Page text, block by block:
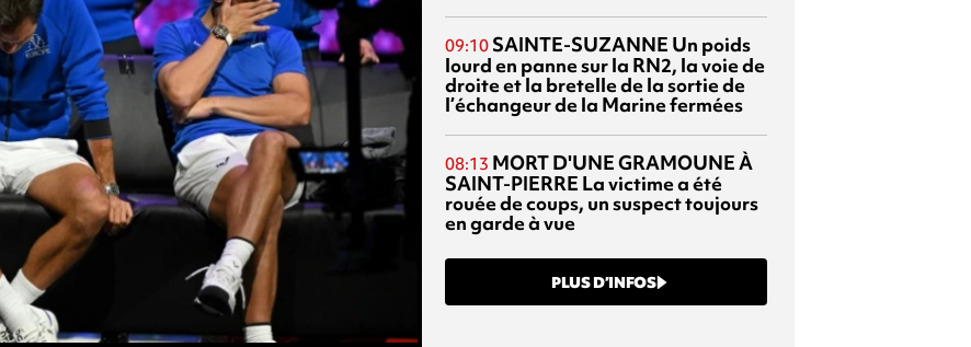
09:10 SAINTE-SUZANNE Un poids
lourd en panne sur la RN2, la voie de
droite et la bretelle de la sortie de
l’échangeur de la Marine fermées
08:13 MORT D'UNE GRAMOUNE À
SAINT-PIERRE La victime a été
rouée de coups, un suspect toujours
en garde à vue
PLUS D’INFOS